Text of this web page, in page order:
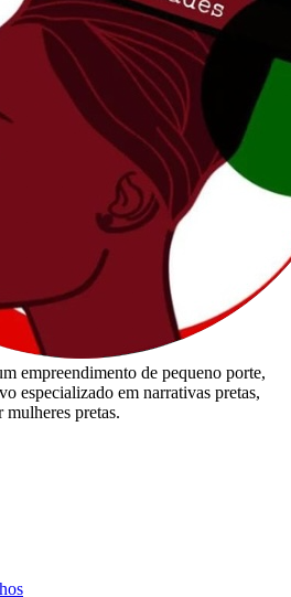
empreendimento de pequeno porte,
especializado em narrativas pretas,
pretas.